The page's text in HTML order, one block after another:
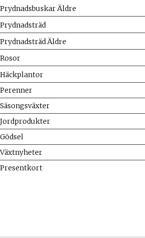
Prydnadsbuskar Äldre
Prydnadsträd
Prydnadsträd Äldre
Rosor
Häckplantor
Perenner
Säsongsväxter
Jordprodukter
Gödsel
Växtnyheter
Presentkort